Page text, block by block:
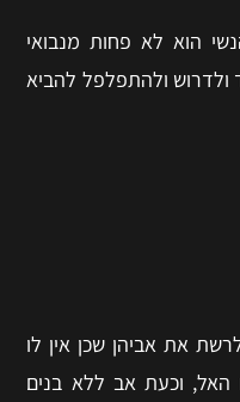
הוא לא פחות מנבואי
ולדרוש ולהתפלפל להביא
את אביהן שכן אין לו
האל, וכעת אב ללא בנים